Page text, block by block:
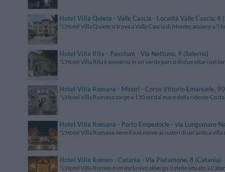
Hotel Villa Quiete - Valle Cascia - Località Valle Cascia, 6
"L'Hotel Villa Quiete si trova a Valle Cascia di Montecassiano a 5
Hotel Villa Rita - Paestum - Via Nettuno, 9 (Salerno)
"L'Hotel Villa Rita è immerso in un verde parco di due ettari nel
Hotel Villa Romana - Minori - Corso Vittorio Emanuele,
"L'Hotel Villa Romana sorge a 150 mt dal mare della ridente
Hotel Villa Romana - Porto Empedocle - via Lungomare
"L'Hotel Villa Romana deve il suo nome ai ruderi di un'antica
Hotel Villa Romeo - Catania - Via Platamone, 8 (Catania)
"L'Hotel Villa Romeo è un esclusivo albergo 3 stelle situato a